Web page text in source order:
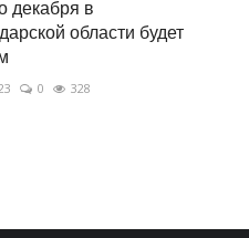
декабря в
области будет
0 328